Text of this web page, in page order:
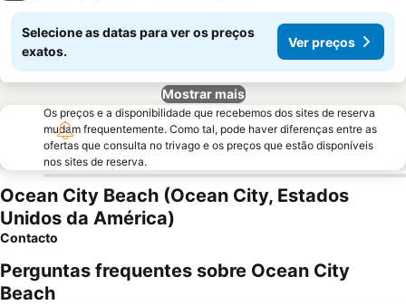
Selecione as datas para ver os preços
exatos.
Ver preços
Mostrar mais
Os preços e a disponibilidade que recebemos dos sites de reserva
mudam frequentemente. Como tal, pode haver diferenças entre as
ofertas que consulta no trivago e os preços que estão disponíveis
nos sites de reserva.
Ocean City Beach (Ocean City, Estados
Unidos da América)
Contacto
Perguntas frequentes sobre Ocean City
Beach